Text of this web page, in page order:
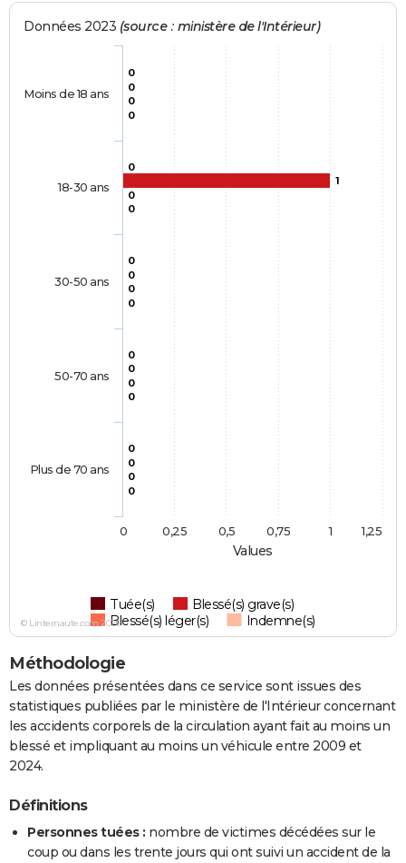
Values
Données 2023 (source : ministère de l'Intérieur)
0
0
0
0
0
0
1
0
0
0
0
0
0
0
0
0
0
0
0
0
Tuée(s)
Blessé(s) grave(s)
Blessé(s) léger(s)
Indemne(s)
Moins de 18 ans
18-30 ans
30-50 ans
50-70 ans
Plus de 70 ans
0 1
0,25 0,5 0,75 1,25
© Linternaute.com 2026
Méthodologie
Les données présentées dans ce service sont issues des
statistiques publiées par le ministère de l'Intérieur concernant
les accidents corporels de la circulation ayant fait au moins un
blessé et impliquant au moins un véhicule entre 2009 et
2024.
Définitions
Personnes tuées : nombre de victimes décédées sur le
coup ou dans les trente jours qui ont suivi un accident de la